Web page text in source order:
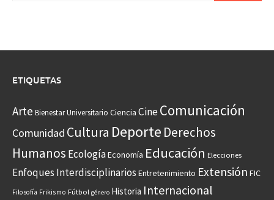
ETIQUETAS
Arte Bienestar Universitario Ciencia CineComunicación
Comunidad Cultura Deporte Derechos
Humanos EcologíaEconomía Educación Elecciones
Enfoques Interdisciplinarios Entretenimiento Extensión FIC
Filosofía Frikismo Fútbol género Historia Internacional